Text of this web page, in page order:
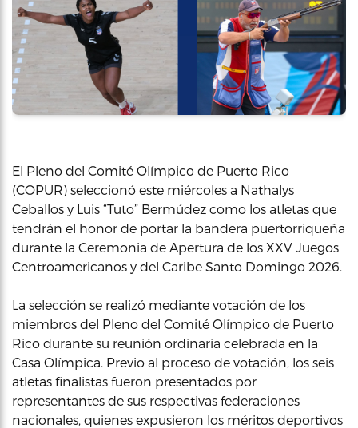
El Pleno del Comité Olímpico de Puerto Rico
(COPUR) seleccionó este miércoles a Nathalys
Ceballos y Luis “Tuto” Bermúdez como los atletas que
tendrán el honor de portar la bandera puertorriqueña
durante la Ceremonia de Apertura de los XXV Juegos
Centroamericanos y del Caribe Santo Domingo 2026.
La selección se realizó mediante votación de los
miembros del Pleno del Comité Olímpico de Puerto
Rico durante su reunión ordinaria celebrada en la
Casa Olímpica. Previo al proceso de votación, los seis
atletas finalistas fueron presentados por
representantes de sus respectivas federaciones
nacionales, quienes expusieron los méritos deportivos